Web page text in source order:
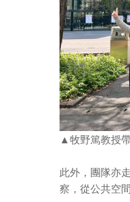
▲牧野篤教授
此外，團隊亦
察，從公共空